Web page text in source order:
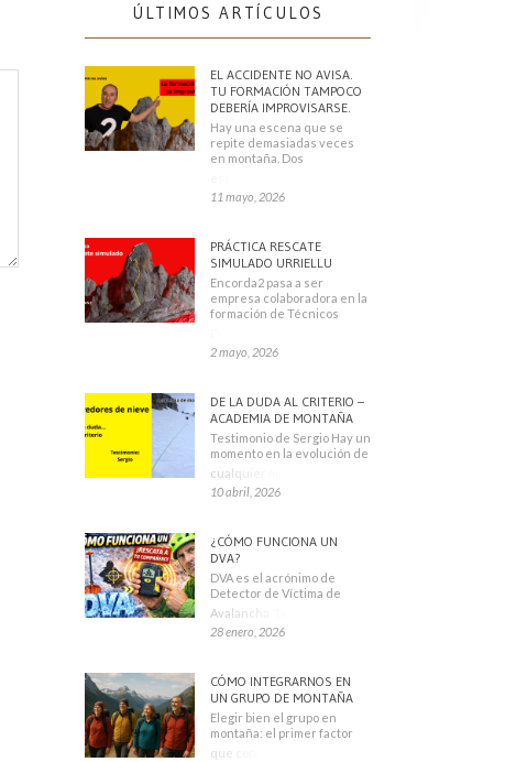
ÚLTIMOS ARTÍCULOS
EL ACCIDENTE NO AVISA.
TU FORMACIÓN TAMPOCO
DEBERÍA IMPROVISARSE.
Hay una escena que se
repite demasiadas veces
en montaña. Dos
11 mayo, 2026
PRÁCTICA RESCATE
SIMULADO URRIELLU
Encorda2 pasa a ser
empresa colaboradora en la
formación de Técnicos
2 mayo, 2026
DE LA DUDA AL CRITERIO –
ACADEMIA DE MONTAÑA
Testimonio de Sergio Hay un
momento en la evolución de
cualquier montañero
10 abril, 2026
¿CÓMO FUNCIONA UN
DVA?
DVA es el acrónimo de
Detector de Víctima de
Avalancha. También se
28 enero, 2026
CÓMO INTEGRARNOS EN
UN GRUPO DE MONTAÑA
Elegir bien el grupo en
montaña: el primer factor
que condiciona tu